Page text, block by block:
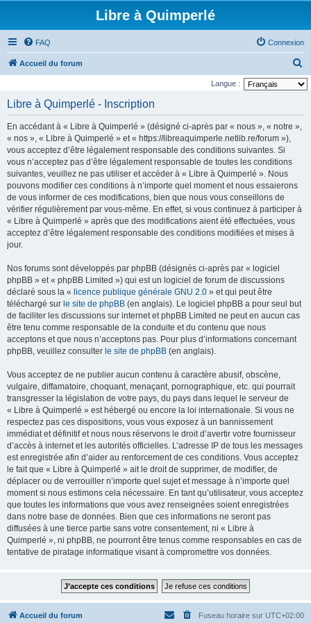
Libre à Quimperlé
FAQ Connexion
Accueil du forum
e
Langue :
Libre à Quimperlé - Inscription
En accédant à « Libre à Quimperlé » (désigné ci-après par « nous », « notre »,
« nos », « Libre à Quimperlé » et « https://libreaquimperle.netlib.re/forum »),
vous acceptez d’être légalement responsable des conditions suivantes. Si
vous n’acceptez pas d’être légalement responsable de toutes les conditions
suivantes, veuillez ne pas utiliser et accéder à « Libre à Quimperlé ». Nous
pouvons modifier ces conditions à n’importe quel moment et nous essaierons
de vous informer de ces modifications, bien que nous vous conseillons de
vérifier régulièrement par vous-même. En effet, si vous continuez à participer à
« Libre à Quimperlé » après que des modifications aient été effectuées, vous
acceptez d’être légalement responsable des conditions modifiées et mises à
jour.
Nos forums sont développés par phpBB (désignés ci-après par « logiciel
phpBB » et « phpBB Limited ») qui est un logiciel de forum de discussions
déclaré sous la « licence publique générale GNU 2.0 » et qui peut être
téléchargé sur le site de phpBB (en anglais). Le logiciel phpBB a pour seul but
de faciliter les discussions sur internet et phpBB Limited ne peut en aucun cas
être tenu comme responsable de la conduite et du contenu que nous
acceptons et que nous n’acceptons pas. Pour plus d’informations concernant
phpBB, veuillez consulter le site de phpBB (en anglais).
Vous acceptez de ne publier aucun contenu à caractère abusif, obscène,
vulgaire, diffamatoire, choquant, menaçant, pornographique, etc. qui pourrait
transgresser la législation de votre pays, du pays dans lequel le serveur de
« Libre à Quimperlé » est hébergé ou encore la loi internationale. Si vous ne
respectez pas ces dispositions, vous vous exposez à un bannissement
immédiat et définitif et nous nous réservons le droit d’avertir votre fournisseur
d’accès à internet et les autorités officielles. L’adresse IP de tous les messages
est enregistrée afin d’aider au renforcement de ces conditions. Vous acceptez
le fait que « Libre à Quimperlé » ait le droit de supprimer, de modifier, de
déplacer ou de verrouiller n’importe quel sujet et message à n’importe quel
moment si nous estimons cela nécessaire. En tant qu’utilisateur, vous acceptez
que toutes les informations que vous avez renseignées soient enregistrées
dans notre base de données. Bien que ces informations ne seront pas
diffusées à une tierce partie sans votre consentement, ni « Libre à
Quimperlé », ni phpBB, ne pourront être tenus comme responsables en cas de
tentative de piratage informatique visant à compromettre vos données.
Accueil du forum Fuseau horaire sur UTC+02:00